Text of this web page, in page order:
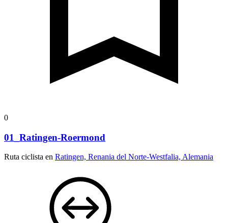
0
01_Ratingen-Roermond
Ruta ciclista en Ratingen, Renania del Norte-Westfalia, Alemania